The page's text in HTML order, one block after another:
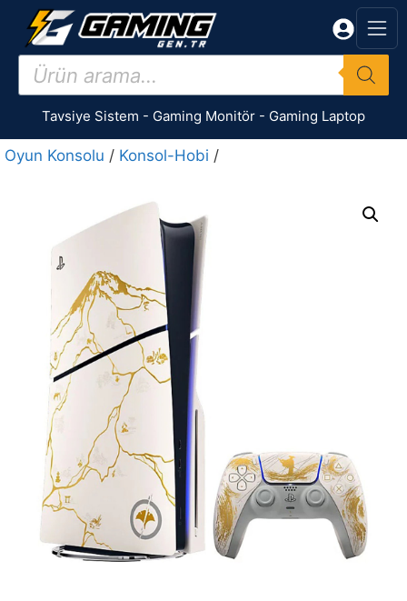
İçeriğe
Products
search
Tavsiye Sistem - Gaming Monitör - Gaming Laptop
Oyun Konsolu / Konsol-Hobi /